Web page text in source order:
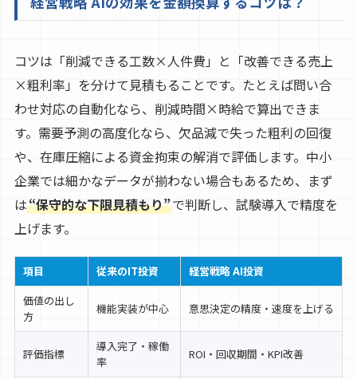
コツは「削減できる工数×人件費」と「改善できる売上
×粗利率」を分けて見積もることです。たとえば問い合
わせ対応の自動化なら、削減時間×時給で算出できま
す。需要予測の高度化なら、欠品減で失った粗利の回復
や、在庫圧縮による資金拘束の解消で評価します。中小
企業では細かなデータが揃わない場合もあるため、まず
は“保守的な下限見積もり”で判断し、試験導入で精度を
上げます。
項目 従来のIT投資
経営戦略 AI投資
価値の出し
方
機能実装が中心 意思決定の精度・速度を上げる
評価指標
導入完了・稼働
率
ROI・回収期間・KPI改善